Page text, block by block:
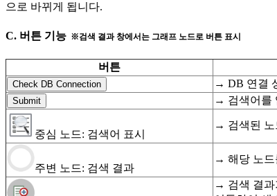
으로 바뀌게 됩니다.
C. 버튼 기능 ※검색 결과 창에서는 그래프 노드로 버튼 표시
버튼
Check DB Connection → DB 연결
Submit → 검색어를
중심 노드: 검색어 표시
→ 검색된 노
주변 노드: 검색 결과
→ 해당 노드
→ 검색 결과